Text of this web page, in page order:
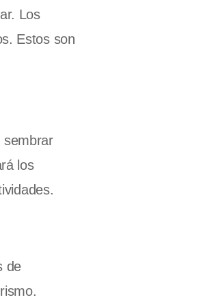
Los
Estos son
sembrar
los
de